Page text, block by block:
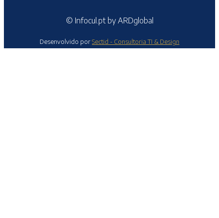
© Infocul.pt by ARDglobal
Desenvolvido porSectid - Consultoria TI & Design